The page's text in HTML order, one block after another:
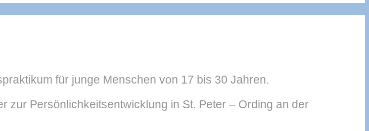
für junge Menschen von 17 bis 30 Jahren.
zur Persönlichkeitsentwicklung in St. Peter – Ording an der